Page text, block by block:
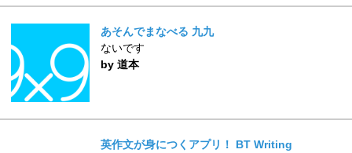
あそんでまなべる 九九
ないです
by 道本
英作文が身につくアプリ！ BT Writing